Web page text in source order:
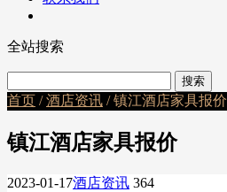
全站搜索
首页 /酒店资讯 / 镇江酒店家具报价
镇江酒店家具报价
2023-01-17酒店资讯 364